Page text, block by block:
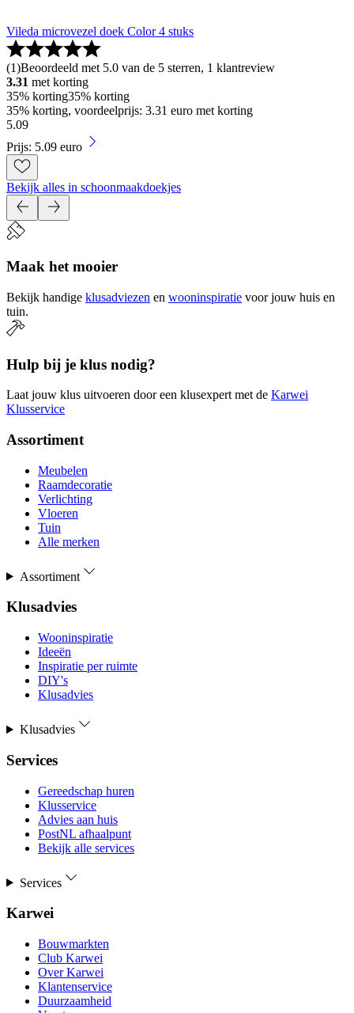
Vileda microvezel doek Color 4 stuks
(1)Beoordeeld met 5.0 van de 5 sterren, 1 klantreview
3.31 met korting
35% korting35% korting
35% korting, voordeelprijs: 3.31 euro met korting
5.09
Prijs: 5.09 euro
Bekijk alles in schoonmaakdoekjes
Maak het mooier
Bekijk handige klusadviezen en wooninspiratie voor jouw huis en
tuin.
Hulp bij je klus nodig?
Laat jouw klus uitvoeren door een klusexpert met de Karwei
Klusservice
Assortiment
Meubelen
Raamdecoratie
Verlichting
Vloeren
Tuin
Alle merken
Assortiment
Klusadvies
Wooninspiratie
Ideeën
Inspiratie per ruimte
DIY's
Klusadvies
Klusadvies
Services
Gereedschap huren
Klusservice
Advies aan huis
PostNL afhaalpunt
Bekijk alle services
Services
Karwei
Bouwmarkten
Club Karwei
Over Karwei
Klantenservice
Duurzaamheid